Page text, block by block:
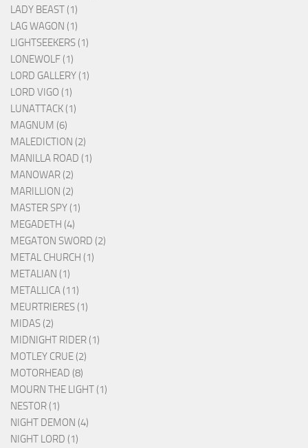
LADY BEAST (1)
LAG WAGON (1)
LIGHTSEEKERS (1)
LONEWOLF (1)
LORD GALLERY (1)
LORD VIGO (1)
LUNATTACK (1)
MAGNUM (6)
MALEDICTION (2)
MANILLA ROAD (1)
MANOWAR (2)
MARILLION (2)
MASTER SPY (1)
MEGADETH (4)
MEGATON SWORD (2)
METAL CHURCH (1)
METALIAN (1)
METALLICA (11)
MEURTRIERES (1)
MIDAS (2)
MIDNIGHT RIDER (1)
MOTLEY CRUE (2)
MOTORHEAD (8)
MOURN THE LIGHT (1)
NESTOR (1)
NIGHT DEMON (4)
NIGHT LORD (1)